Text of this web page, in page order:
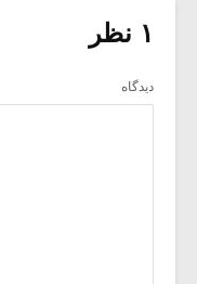
۱ نظر
دیدگاه